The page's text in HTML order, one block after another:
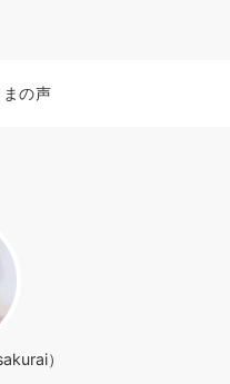
の声
）